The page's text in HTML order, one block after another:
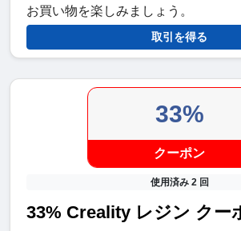
お買い物を楽しみましょう。
取引を得る
33%
クーポン
使用済み 2 回
33% Creality レジン クー